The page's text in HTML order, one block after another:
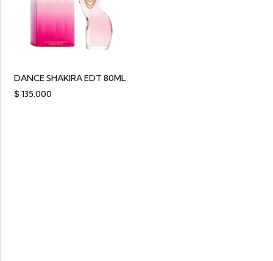
DANCE SHAKIRA EDT 80ML
$135.000